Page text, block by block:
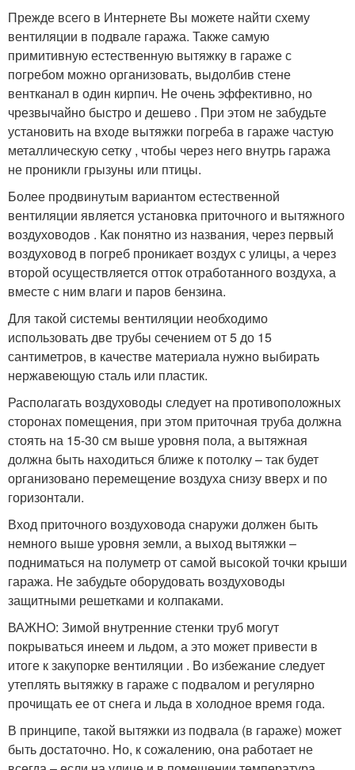
Прежде всего в Интернете Вы можете найти схему
вентиляции в подвале гаража. Также самую
примитивную естественную вытяжку в гараже с
погребом можно организовать, выдолбив стене
вентканал в один кирпич. Не очень эффективно, но
чрезвычайно быстро и дешево . При этом не забудьте
установить на входе вытяжки погреба в гараже частую
металлическую сетку , чтобы через него внутрь гаража
не проникли грызуны или птицы.
Более продвинутым вариантом естественной
вентиляции является установка приточного и вытяжного
воздуховодов . Как понятно из названия, через первый
воздуховод в погреб проникает воздух с улицы, а через
второй осуществляется отток отработанного воздуха, а
вместе с ним влаги и паров бензина.
Для такой системы вентиляции необходимо
использовать две трубы сечением от 5 до 15
сантиметров, в качестве материала нужно выбирать
нержавеющую сталь или пластик.
Располагать воздуховоды следует на противоположных
сторонах помещения, при этом приточная труба должна
стоять на 15-30 см выше уровня пола, а вытяжная
должна быть находиться ближе к потолку – так будет
организовано перемещение воздуха снизу вверх и по
горизонтали.
Вход приточного воздуховода снаружи должен быть
немного выше уровня земли, а выход вытяжки –
подниматься на полуметр от самой высокой точки крыши
гаража. Не забудьте оборудовать воздуховоды
защитными решетками и колпаками.
ВАЖНО: Зимой внутренние стенки труб могут
покрываться инеем и льдом, а это может привести в
итоге к закупорке вентиляции . Во избежание следует
утеплять вытяжку в гараже с подвалом и регулярно
прочищать ее от снега и льда в холодное время года.
В принципе, такой вытяжки из подвала (в гараже) может
быть достаточно. Но, к сожалению, она работает не